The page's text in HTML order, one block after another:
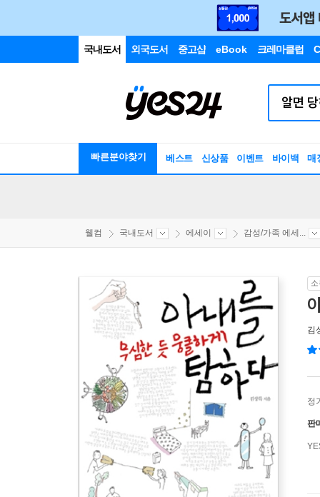
국내도서 외국도서 중고샵 eBook 크레마클럽
빠른분야찾기 베스트 신상품 이벤트 바이백 매
웰컴 국내도서 에세이 감성/가족 에세...
김
정
판